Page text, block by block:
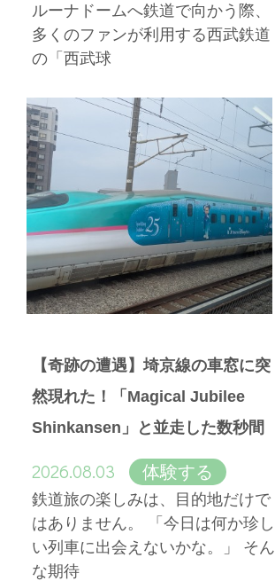
ルーナドームへ鉄道で向かう際、
多くのファンが利用する西武鉄道
の「西武球
【奇跡の遭遇】埼京線の車窓に突
然現れた！「Magical Jubilee
Shinkansen」と並走した数秒間
2026.08.03 体験する
鉄道旅の楽しみは、目的地だけで
はありません。 「今日は何か珍し
い列車に出会えないかな。」 そん
な期待